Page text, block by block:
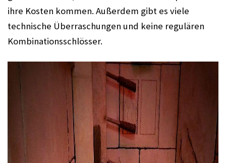
ihre Kosten kommen. Außerdem gibt es viele
technische Überraschungen und keine regulären
Kombinationsschlösser.